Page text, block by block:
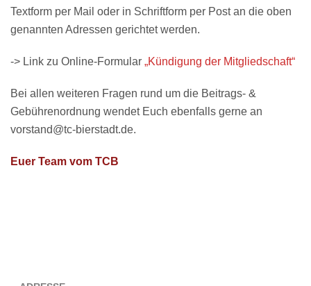
Textform per Mail oder in Schriftform per Post an die oben
genannten Adressen gerichtet werden.
-> Link zu Online-Formular „Kündigung der Mitgliedschaft“
Bei allen weiteren Fragen rund um die Beitrags- &
Gebührenordnung wendet Euch ebenfalls gerne an
vorstand@tc-bierstadt.de.
Euer Team vom TCB